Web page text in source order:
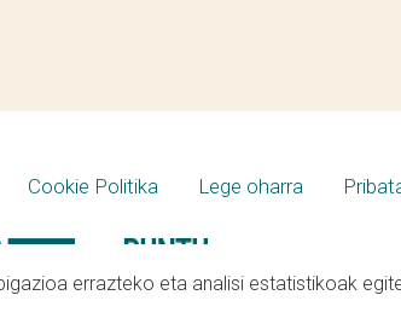
Cookie Politika Lege oharra
errazteko eta analisi estatistikoak